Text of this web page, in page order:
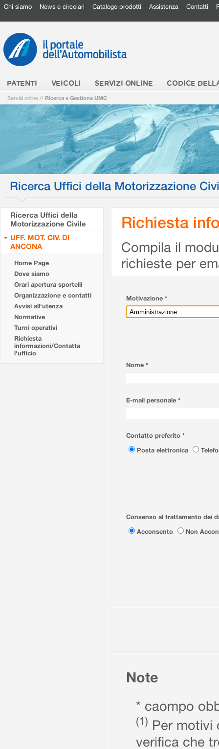
Chi siamo News e circolari Catalogo prodotti Assistenza Contatti
PATENTI VEICOLI SERVIZI ONLINE CODICE
Servizi online // Ricerca e Gestione UMC
Ricerca Uffici della Motorizzazione
Ricerca Uffici della
Motorizzazione Civile
UFF. MOT. CIV. DI
ANCONA
Home Page
Dove siamo
Orari apertura sportelli
Organizzazione e contatti
Avvisi all'utenza
Normative
Turni operativi
Richiesta
informazioni/Contatta
l'ufficio
Richiesta
Compila il
richieste per
Motivazione *
Nome *
E-mail personale *
Contatto preferito *
Posta elettronica
Consenso al trattamento dei
Acconsento
Non
Note
* caompo
(1) Per motivi
verifica che